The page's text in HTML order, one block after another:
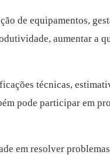
de equipamentos,
aumentar a
técnicas,
pode participar em
em resolver